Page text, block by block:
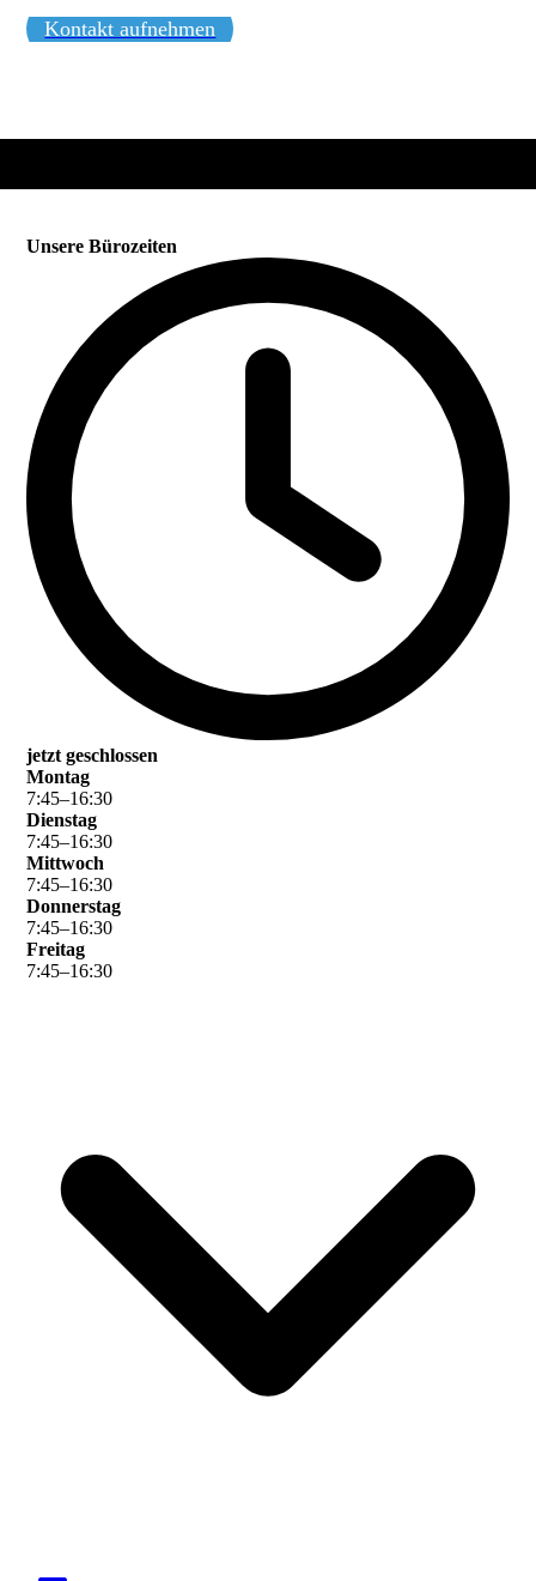
Kontakt aufnehmen
Unsere Bürozeiten
jetzt geschlossen
Montag
7:45–16:30
Dienstag
7:45–16:30
Mittwoch
7:45–16:30
Donnerstag
7:45–16:30
Freitag
7:45–16:30